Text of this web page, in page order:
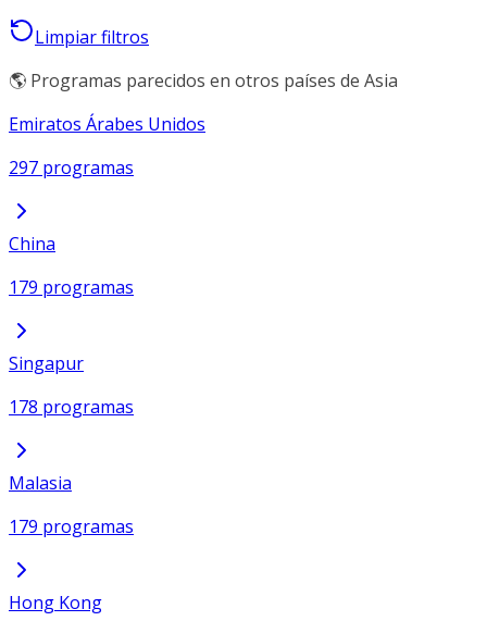
Limpiar filtros
🌎 Programas parecidos en otros países de Asia
Emiratos Árabes Unidos
297 programas
China
179 programas
Singapur
178 programas
Malasia
179 programas
Hong Kong